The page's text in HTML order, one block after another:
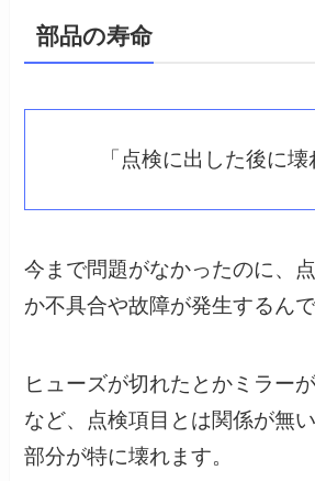
部品の寿命
「点検に出した後に壊
今まで問題がなかったのに、
か不具合や故障が発生するんで
ヒューズが切れたとかミラー
など、点検項目とは関係が無
部分が特に壊れます。